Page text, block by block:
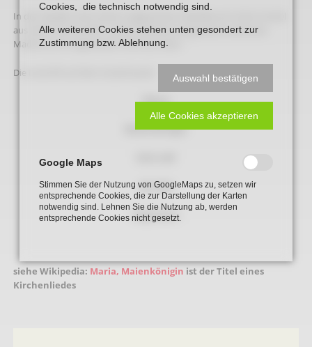
In der Kapelle unter einem angeputzten Gewölbe ein hoher Sockel
aus Stein mit Inschrift , darauf stehend neogotische stehende
Madonna mit segnendem Kind aus Stein.
Die Inschrift auf dem Sockel lautet:
Maria
Maienkönigin
der Mai
begrüssen
siehe Wikipedia: Maria, Maienkönigin ist der Titel eines
Kirchenliedes
Cookies, die technisch notwendig sind.
Alle weiteren Cookies stehen unten gesondert zur
Zustimmung bzw. Ablehnung.
Auswahl bestätigen
Alle Cookies akzeptieren
Google Maps
Stimmen Sie der Nutzung von GoogleMaps zu, setzen wir
entsprechende Cookies, die zur Darstellung der Karten
notwendig sind. Lehnen Sie die Nutzung ab, werden
entsprechende Cookies nicht gesetzt.